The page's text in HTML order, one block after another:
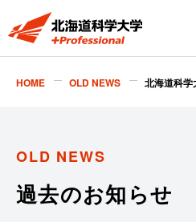
HOME OLD NEWS 北海道科学
OLD NEWS
過去のお知らせ